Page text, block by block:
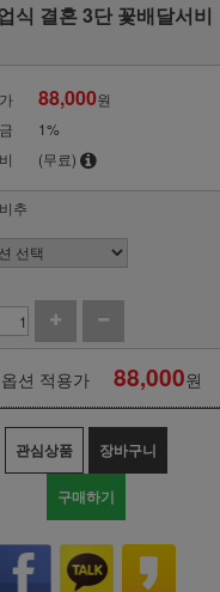
식 결혼 3단 꽃배달서비
88,000원
1%
(무료)
추
옵션 적용가 88,000원
관심상품 장바구니
구매하기